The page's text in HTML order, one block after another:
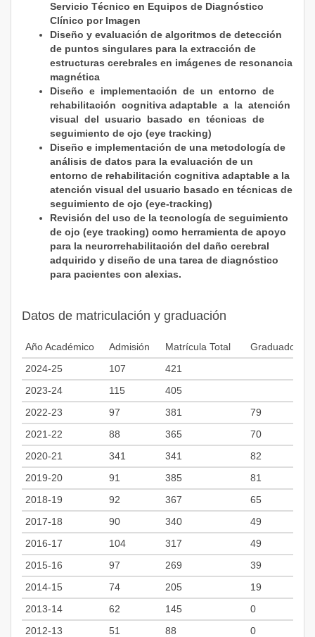
Servicio Técnico en Equipos de Diagnóstico
Clínico por Imagen
Diseño y evaluación de algoritmos de detección
de puntos singulares para la extracción de
estructuras cerebrales en imágenes de resonancia
magnética
Diseño e implementación de un entorno de
rehabilitación cognitiva adaptable a la atención
visual del usuario basado en técnicas de
seguimiento de ojo (eye tracking)
Diseño e implementación de una metodología de
análisis de datos para la evaluación de un
entorno de rehabilitación cognitiva adaptable a la
atención visual del usuario basado en técnicas de
seguimiento de ojo (eye-tracking)
Revisión del uso de la tecnología de seguimiento
de ojo (eye tracking) como herramienta de apoyo
para la neurorrehabilitación del daño cerebral
adquirido y diseño de una tarea de diagnóstico
para pacientes con alexias.
Datos de matriculación y graduación
Año Académico Admisión Matrícula Total
Graduados
2024-25
107
421
2023-24
115
405
2022-23
97 381
79
2021-22
88 365
70
2020-21
341 341
82
2019-20
91 385
81
2018-19
92 367
65
2017-18
90 340
49
2016-17
104 317
49
2015-16
97 269
39
2014-15
74 205
19
2013-14
62 145
0
2012-13
51 88
0